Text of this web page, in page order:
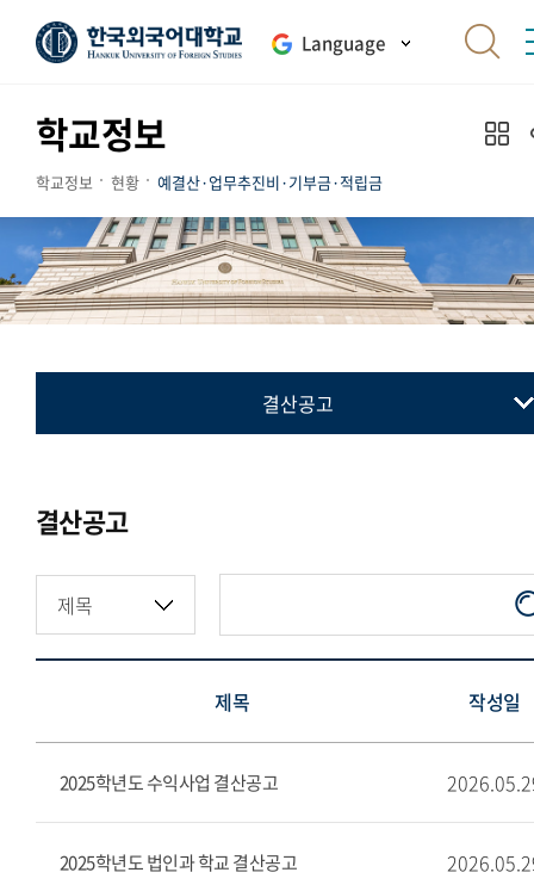
Language
학교정보
학교정보 현황 예결산·업무추진비·기부금·적립금
결산공고
결산공고
제목 작성일
2025학년도 수익사업 결산공고
2025학년도 법인과 학교 결산공고